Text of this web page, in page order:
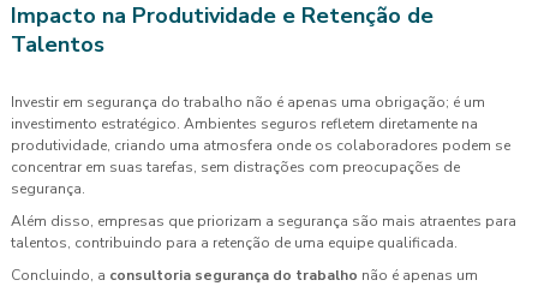
Impacto na Produtividade e Retenção de
Talentos
Investir em segurança do trabalho não é apenas uma obrigação; é um
investimento estratégico. Ambientes seguros refletem diretamente na
produtividade, criando uma atmosfera onde os colaboradores podem se
concentrar em suas tarefas, sem distrações com preocupações de
segurança.
Além disso, empresas que priorizam a segurança são mais atraentes para
talentos, contribuindo para a retenção de uma equipe qualificada.
Concluindo, a consultoria segurança do trabalho não é apenas um